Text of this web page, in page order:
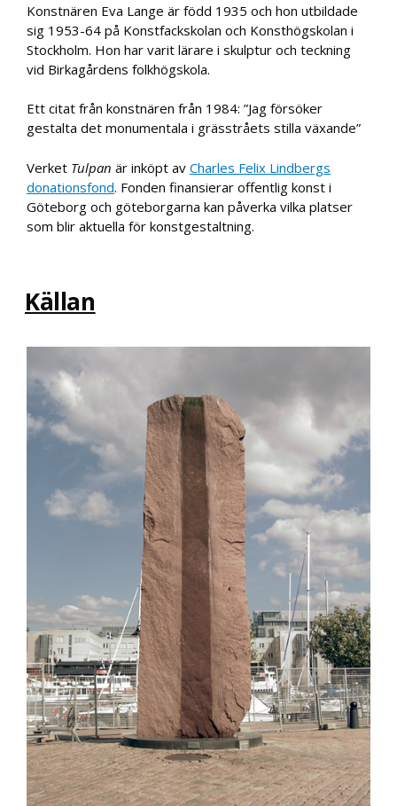
Konstnären Eva Lange är född 1935 och hon utbildade
sig 1953-64 på Konstfackskolan och Konsthögskolan i
Stockholm. Hon har varit lärare i skulptur och teckning
vid Birkagårdens folkhögskola.
Ett citat från konstnären från 1984: ”Jag försöker
gestalta det monumentala i grässtråets stilla växande”
Verket Tulpan är inköpt av Charles Felix Lindbergs
donationsfond. Fonden finansierar offentlig konst i
Göteborg och göteborgarna kan påverka vilka platser
som blir aktuella för konstgestaltning.
Källan